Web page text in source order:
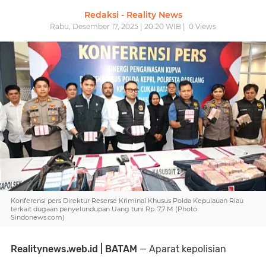
Redaksi - Reality News
Rabu, Desember 17, 2025 | 20.20 WIB | 0 Views
Konferensi pers Direktur Reserse Kriminal Khusus Polda Kepulauan Riau
terkait dugaan penyelundupan Uang tuni Rp. 7,7 M (Photo:
Sindonews.com)
Realitynews.web.id | BATAM — Aparat kepolisian